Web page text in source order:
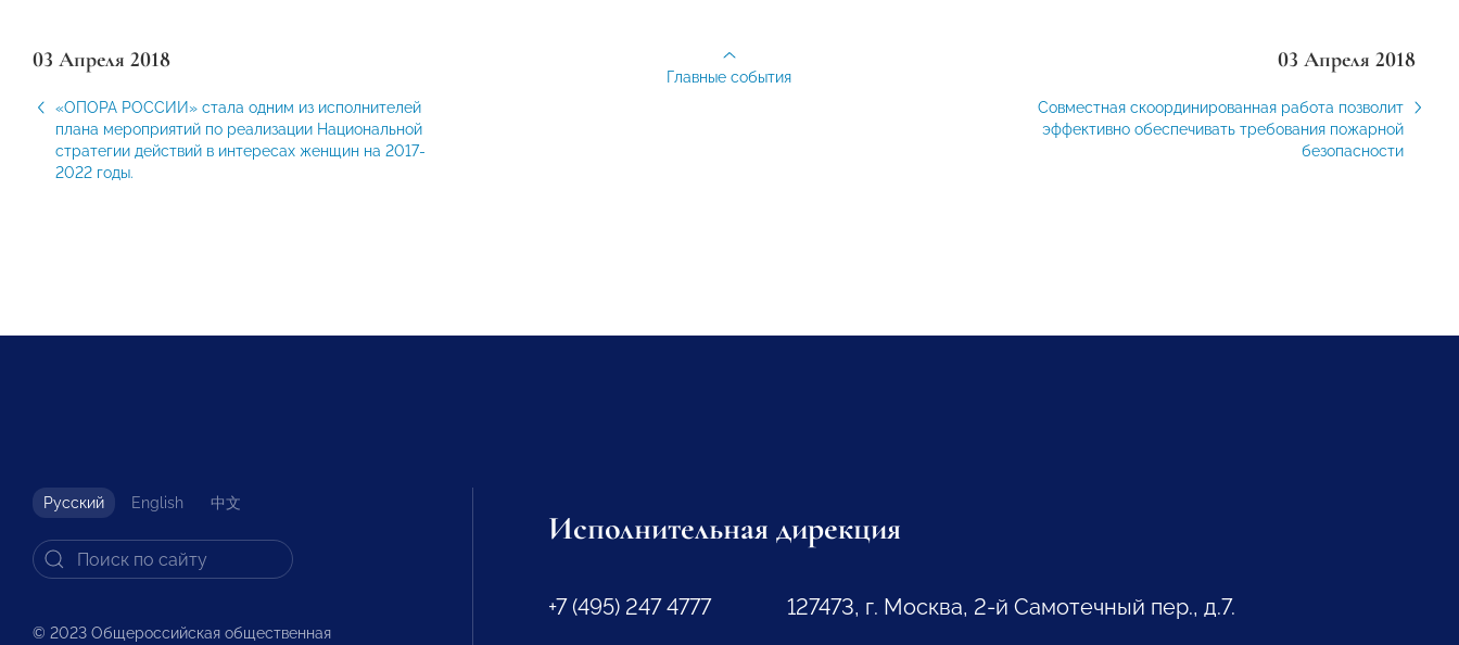
03 Апреля 2018
«ОПОРА РОССИИ» стала одним из исполнителей
плана мероприятий по реализации Национальной
стратегии действий в интересах женщин на 2017-
2022 годы.
03 Апреля 2018
Совместная скоординированная работа позволит
эффективно обеспечивать требования пожарной
безопасности
Главные события
Русский English 中文
© 2023 Общероссийская общественная
Исполнительная дирекция
+7 (495) 247 4777
127473, г. Москва, 2-й Самотечный пер., д.7.